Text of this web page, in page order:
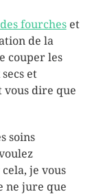
fourcheset
de la
couper les
et
vous dire que
soins
je vous
ne jure que